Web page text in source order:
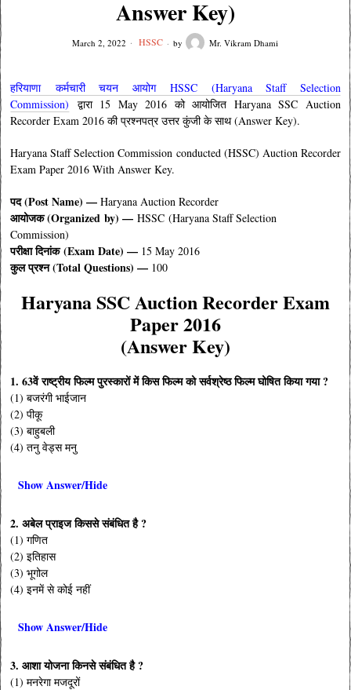
Answer Key)
March 2, 2022 HSSC by Mr. Vikram Dhami
हरियाणा कर्मचारी चयन आयोग HSSC (Haryana Staff Selection
Commission)
द्वारा 15 May 2016 को आयोजित Haryana SSC Auction
Recorder Exam 2016 की प्रश्नपत्र उत्तर कुंजी के साथ (Answer Key).
Haryana Staff Selection Commission conducted (HSSC) Auction Recorder
Exam Paper 2016 With Answer Key.
पद (Post Name) — Haryana Auction Recorder
आयोजक (Organized by) — HSSC (Haryana Staff Selection
Commission)
परीक्षा दिनांक (Exam Date) — 15 May 2016
कुल प्रश्न (Total Questions) — 100
Haryana SSC Auction Recorder Exam
Paper 2016
(Answer Key)
1. 63वें राष्ट्रीय फिल्म पुरस्कारों में किस फिल्म को सर्वश्रेष्ठ फिल्म घोषित किया गया ?
(1) बजरंगी भाईजान
(2) पीकू
(3) बाहुबली
(4) तनु वेड्स मनु
Show Answer/Hide
2. अबेल प्राइज किससे संबंधित है ?
(1) गणित
(2) इतिहास
(3) भूगोल
(4) इनमें से कोई नहीं
Show Answer/Hide
3. आशा योजना किनसे संबंधित है ?
(1) मनरेगा मजदूरों